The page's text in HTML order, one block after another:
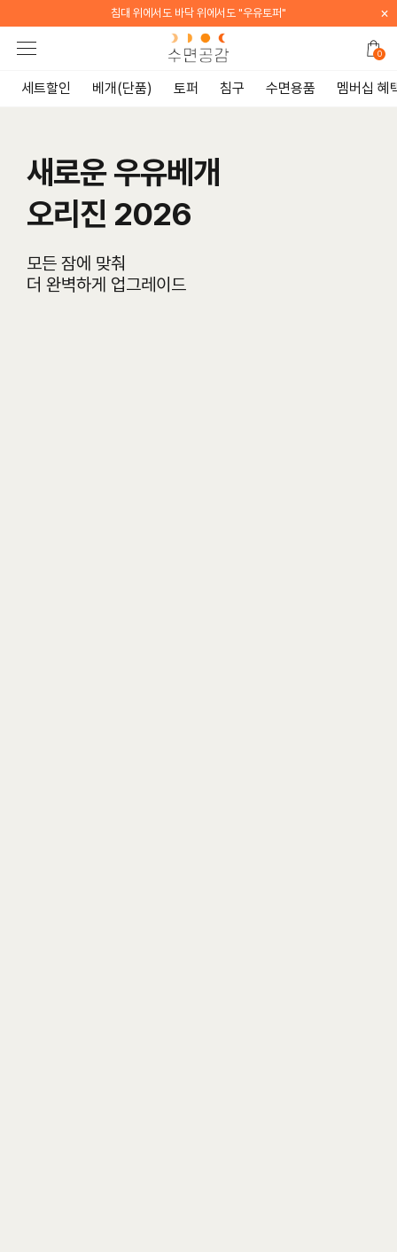
침대 위에서도 바닥 위에서도 "우유토퍼" ×
0
세트할인 베개(단품) 토퍼 침구 수면용품 멤버십 혜
새로운 우유베개
오리진 2026
모든 잠에 맞춰
더 완벽하게 업그레이드